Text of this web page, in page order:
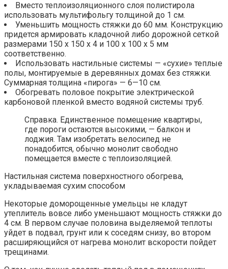
Вместо теплоизоляционного слоя полистирола
использовать мультифольгу толщиной до 1 см.
Уменьшить мощность стяжки до 60 мм. Конструкцию
придется армировать кладочной либо дорожной сеткой
размерами 150 х 150 х 4 и 100 х 100 х 5 мм
соответственно.
Использовать настильные системы — «сухие» теплые
полы, монтируемые в деревянных домах без стяжки.
Суммарная толщина «пирога» — 6—10 см.
Обогревать половое покрытие электрической
карбоновой пленкой вместо водяной системы труб.
Справка. Единственное помещение квартиры,
где пороги остаются высокими, — балкон и
лоджия. Там изобретать велосипед не
понадобится, обычно монолит свободно
помещается вместе с теплоизоляцией.
Настильная система поверхностного обогрева,
укладываемая сухим способом
Некоторые доморощенные умельцы не кладут
утеплитель вовсе либо уменьшают мощность стяжки до
4 см. В первом случае половина выделяемой теплоты
уйдет в подвал, грунт или к соседям снизу, во втором
расширяющийся от нагрева монолит вскорости пойдет
трещинами.